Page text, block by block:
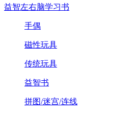
益智左右脑学习书
手偶
磁性玩具
传统玩具
益智书
拼图/迷宫/连线